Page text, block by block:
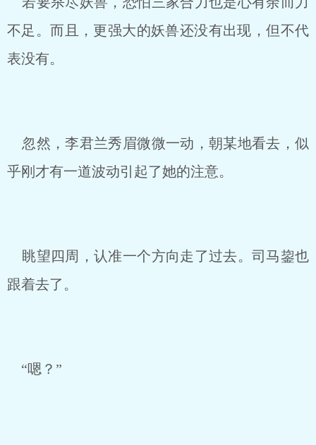
不足。而且，更强大的妖兽还没有出现，但不代
表没有。
忽然，李君兰秀眉微微一动，朝某地看去，似
乎刚才有一道波动引起了她的注意。
眺望四周，认准一个方向走了过去。司马鋆也
跟着去了。
“嗯？”